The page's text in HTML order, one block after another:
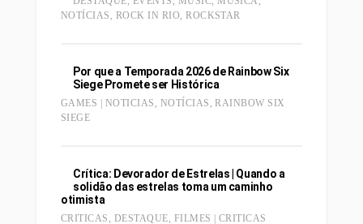
NOTÍCIAS , ROCK IN RIO,ROCKSTAR
Por que a Temporada 2026 de Rainbow Six
Siege Promete ser Histórica
GAMES | NOTICIAS , NOTÍCIAS ,RAINBOW SIX
SIEGE
Crítica: Devorador de Estrelas | Quando a
solidão das estrelas toma um caminho
otimista
CRITICAS , DESTAQUE, FILMES | CRITICAS